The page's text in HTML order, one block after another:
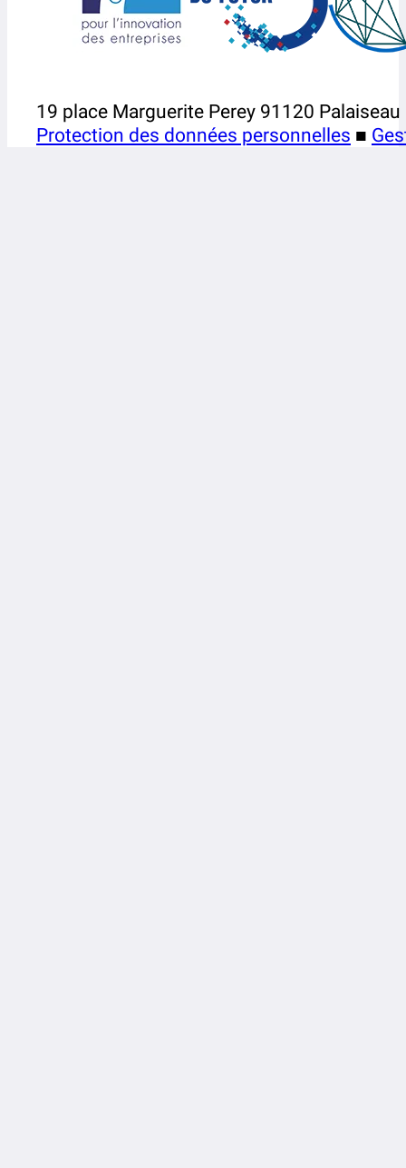
19 place Marguerite Perey 91120
Protection des données personnelles ■